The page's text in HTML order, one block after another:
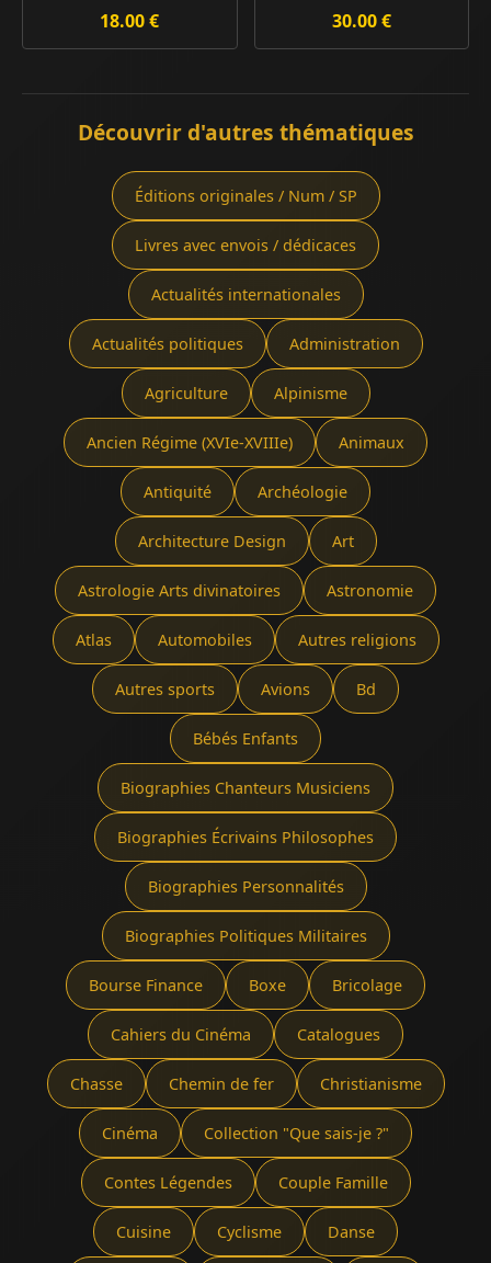
18.00 € 30.00 €
Découvrir d'autres thématiques
Éditions originales / Num / SP
Livres avec envois / dédicaces
Actualités internationales
Actualités politiques Administration
Agriculture Alpinisme
Ancien Régime (XVIe-XVIIIe) Animaux
Antiquité Archéologie
Architecture Design Art
Astrologie Arts divinatoires Astronomie
Atlas Automobiles Autres religions
Autres sports Avions Bd
Bébés Enfants
Biographies Chanteurs Musiciens
Biographies Écrivains Philosophes
Biographies Personnalités
Biographies Politiques Militaires
Bourse Finance Boxe Bricolage
Cahiers du Cinéma Catalogues
Chasse Chemin de fer Christianisme
Cinéma Collection "Que sais-je ?"
Contes Légendes Couple Famille
Cuisine Cyclisme Danse